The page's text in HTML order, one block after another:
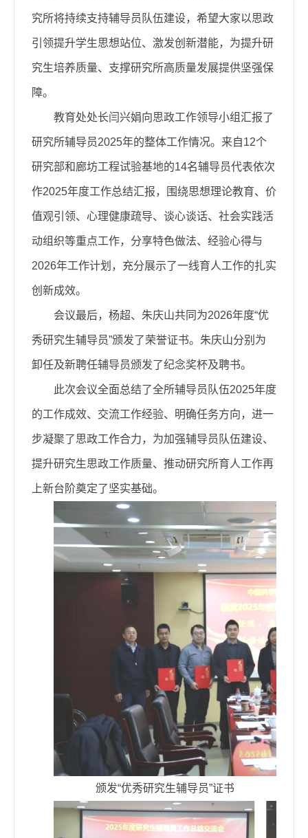
究所将持续支持辅导员队伍建设，希望大家以思政
引领提升学生思想站位、激发创新潜能，为提升研
究生培养质量、支撑研究所高质量发展提供坚强保
障。
教育处处长闫兴娟向思政工作领导小组汇报了
研究所辅导员2025年的整体工作情况。来自12个
研究部和廊坊工程试验基地的14名辅导员代表依次
作2025年度工作总结汇报，围绕思想理论教育、价
值观引领、心理健康疏导、谈心谈话、社会实践活
动组织等重点工作，分享特色做法、经验心得与
2026年工作计划，充分展示了一线育人工作的扎实
创新成效。
会议最后，杨超、朱庆山共同为2026年度“优
秀研究生辅导员”颁发了荣誉证书。朱庆山分别为
卸任及新聘任辅导员颁发了纪念奖杯及聘书。
此次会议全面总结了全所辅导员队伍2025年度
的工作成效、交流工作经验、明确任务方向，进一
步凝聚了思政工作合力，为加强辅导员队伍建设、
提升研究生思政工作质量、推动研究所育人工作再
上新台阶奠定了坚实基础。
颁发“优秀研究生辅导员”证书